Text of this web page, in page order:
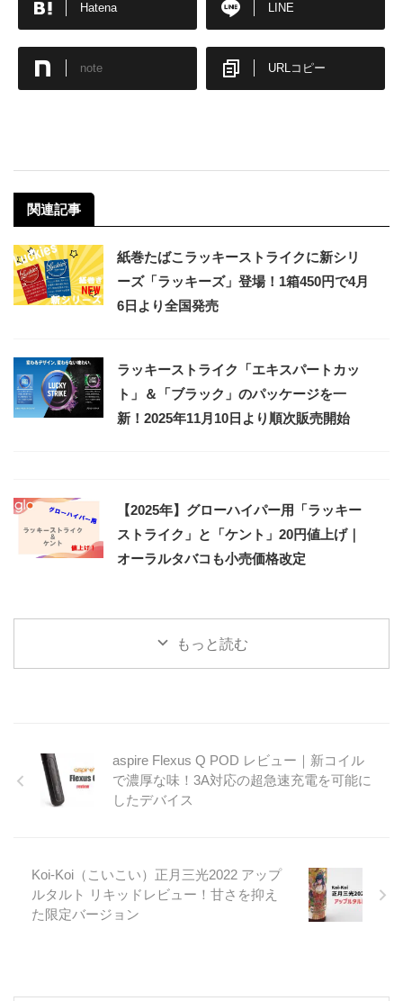
Hatena LINE
note URLコピー
関連記事
紙巻たばこラッキーストライクに新シリ
ーズ「ラッキーズ」登場！1箱450円で4月
6日より全国発売
ラッキーストライク「エキスパートカッ
ト」＆「ブラック」のパッケージを一
新！2025年11月10日より順次販売開始
【2025年】グローハイパー用「ラッキー
ストライク」と「ケント」20円値上げ｜
オーラルタバコも小売価格改定
もっと読む
aspire Flexus Q POD レビュー｜新コイル
で濃厚な味！3A対応の超急速充電を可能に
したデバイス
Koi-Koi（こいこい）正月三光2022 アップ
ルタルト リキッドレビュー！甘さを抑え
た限定バージョン